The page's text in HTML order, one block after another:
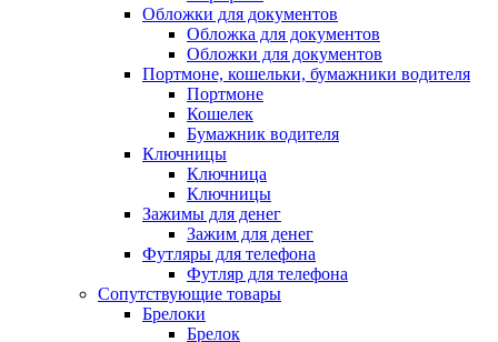
Обложки для документов
Обложка для документов
Обложки для документов
Портмоне, кошельки, бумажники водителя
Портмоне
Кошелек
Бумажник водителя
Ключницы
Ключница
Ключницы
Зажимы для денег
Зажим для денег
Футляры для телефона
Футляр для телефона
Сопутствующие товары
Брелоки
Брелок